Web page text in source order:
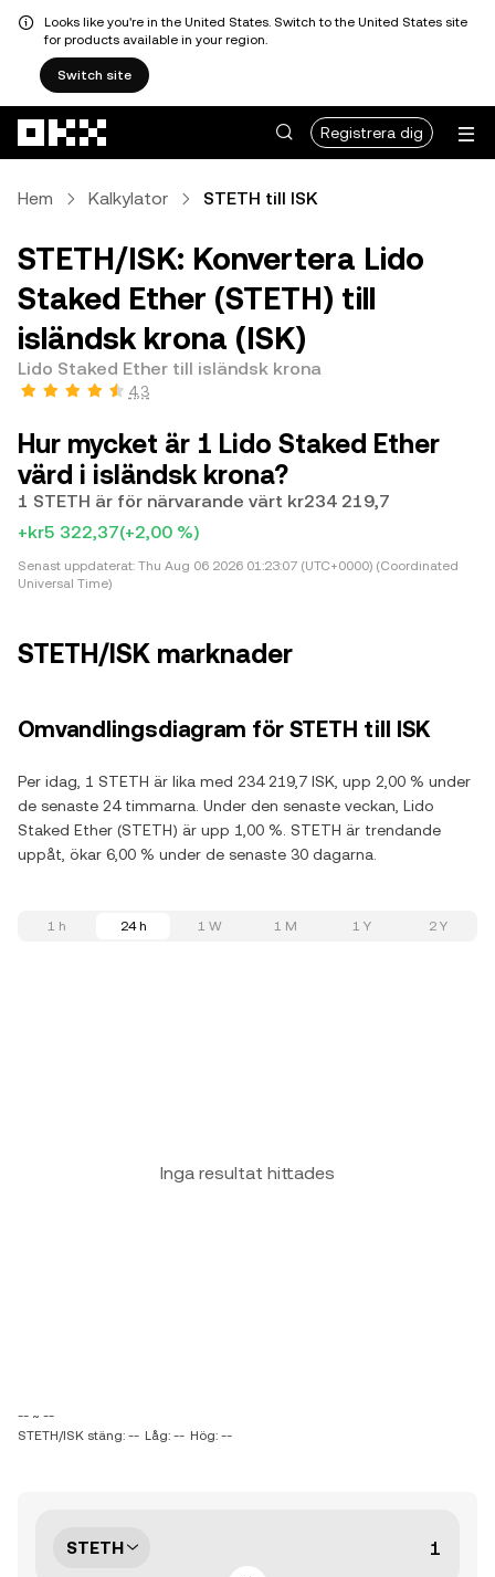
Looks like you're in the United States. Switch to the United States site
for products available in your region.
Switch site
Registrera dig
Hem Kalkylator STETH till ISK
STETH/ISK: Konvertera Lido
Staked Ether (STETH) till
isländsk krona (ISK)
Lido Staked Ether till isländsk krona
4,3
Hur mycket är 1 Lido Staked Ether
värd i isländsk krona?
1 STETH är för närvarande värt kr234 219,7
+kr5 322,37(+2,00 %)
Senast uppdaterat: Thu Aug 06 2026 01:23:07 (UTC+0000) (Coordinated
Universal Time)
STETH/ISK marknader
Omvandlingsdiagram för STETH till ISK
Per idag, 1 STETH är lika med 234 219,7 ISK, upp 2,00 % under
de senaste 24 timmarna. Under den senaste veckan, Lido
Staked Ether (STETH) är upp 1,00 %. STETH är trendande
uppåt, ökar 6,00 % under de senaste 30 dagarna.
1 h 24 h 1 W 1 M 1 Y 2 Y
Inga resultat hittades
-- ~ --
STETH/ISK stäng: -- Låg: -- Hög: --
STETH